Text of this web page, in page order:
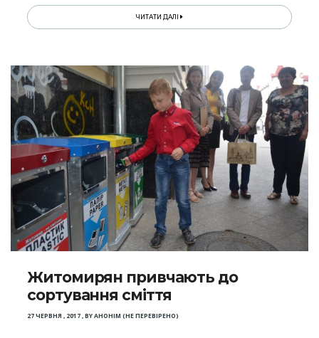
ЧИТАТИ ДАЛІ
Житомирян привчають до
сортування сміття
27 ЧЕРВНЯ , 2017,BYАНОНІМ (НЕ ПЕРЕВІРЕНО)